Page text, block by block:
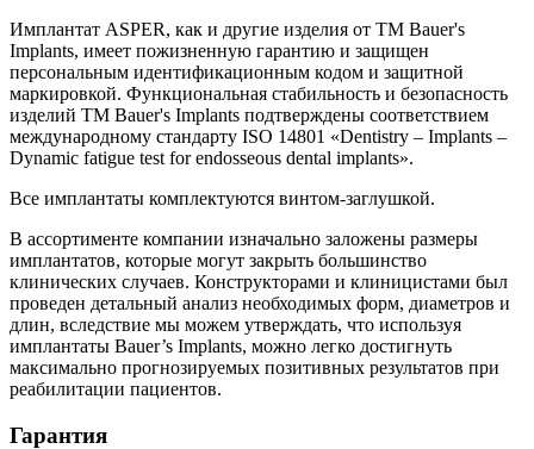
Имплантат ASPER, как и другие изделия от ТМ Bauer's
Implants, имеет пожизненную гарантию и защищен
персональным идентификационным кодом и защитной
маркировкой. Функциональная стабильность и безопасность
изделий ТМ Bauer's Implants подтверждены соответствием
международному стандарту ISO 14801 «Dentistry – Implants –
Dynamic fatigue test for endosseous dental implants».
Все имплантаты комплектуются винтом-заглушкой.
В ассортименте компании изначально заложены размеры
имплантатов, которые могут закрыть большинство
клинических случаев. Конструкторами и клиницистами был
проведен детальный анализ необходимых форм, диаметров и
длин, вследствие мы можем утверждать, что используя
имплантаты Bauer’s Implants, можно легко достигнуть
максимально прогнозируемых позитивных результатов при
реабилитации пациентов.
Гарантия